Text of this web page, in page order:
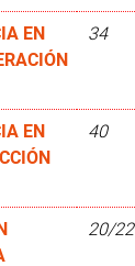
EN
34
EN
40
20/22